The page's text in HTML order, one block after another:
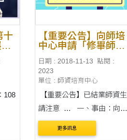
十
108
【重要公告】向師培
中心申請「修畢師資
「任教專門課程認定
證明書」
日期 : 2018-11-13
點閱 :
2023
單位 : 師資培育中心
【重要公告】已結業師資生
請注意 … 一、事由：向師
培中心申請「修畢師資職前
教育證明書」及「任教專門
更多訊息